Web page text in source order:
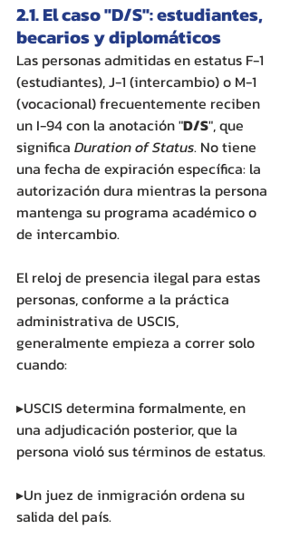
2.1. El caso "D/S": estudiantes,
becarios y diplomáticos
Las personas admitidas en estatus F-1
(estudiantes), J-1 (intercambio) o M-1
(vocacional) frecuentemente reciben
un I-94 con la anotación "D/S", que
significa Duration of Status. No tiene
una fecha de expiración específica: la
autorización dura mientras la persona
mantenga su programa académico o
de intercambio.
El reloj de presencia ilegal para estas
personas, conforme a la práctica
administrativa de USCIS,
generalmente empieza a correr solo
cuando:
▸USCIS determina formalmente, en
una adjudicación posterior, que la
persona violó sus términos de estatus.
▸Un juez de inmigración ordena su
salida del país.